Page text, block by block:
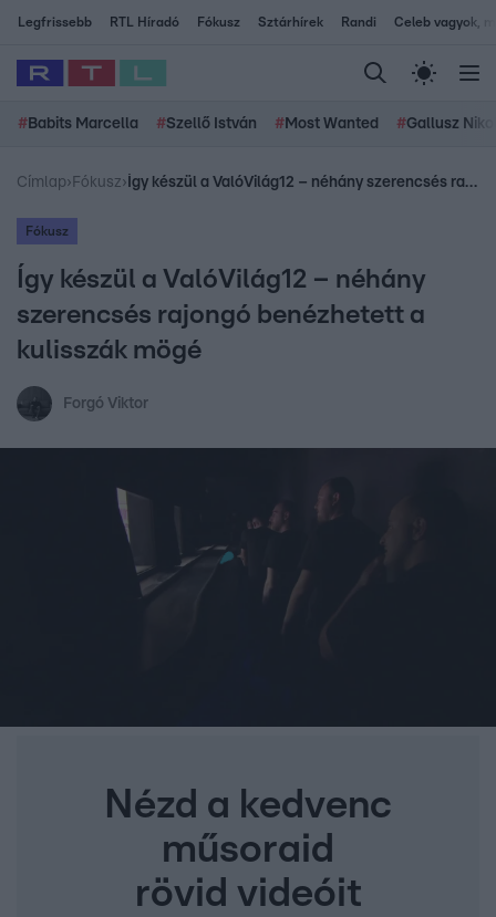
Legfrissebb RTL Híradó Fókusz Sztárhírek Randi Celeb vagyok,
# Babits Marcella #Szellő István # Most Wanted #Gallusz
Címlap› Fókusz› Így készül a ValóVilág12 – néhány szerencsés rajongó benézhetett a kulisszák mögé
Fókusz
Így készül a ValóVilág12 – néhány
szerencsés rajongó benézhetett a
kulisszák mögé
Forgó Viktor
Nézd a kedvenc
műsoraid
rövid videóit